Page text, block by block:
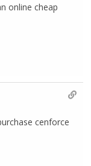
online cheap